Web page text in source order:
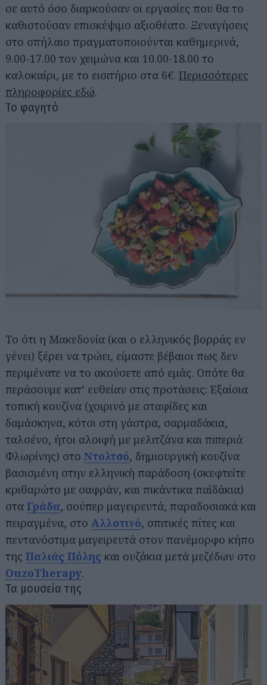
σε αυτό όσο διαρκούσαν οι εργασίες που θα το
καθιστούσαν επισκέψιμο αξιοθέατο. Ξεναγήσεις
στο σπήλαιο πραγματοποιούνται καθημερινά,
9.00-17.00 τον χειμώνα και 10.00-18.00 το
καλοκαίρι, με το εισιτήριο στα 6€. Περισσότερες
πληροφορίες εδώ.
Το φαγητό
Το ότι η Μακεδονία (και ο ελληνικός βορράς εν
γένει) ξέρει να τρώει, είμαστε βέβαιοι πως δεν
περιμένατε να το ακούσετε από εμάς. Οπότε θα
περάσουμε κατ’ ευθείαν στις προτάσεις: Εξαίσια
τοπική κουζίνα (χοιρινό με σταφίδες και
δαμάσκηνα, κότσι στη γάστρα, σαρμαδάκια,
ταλσένο, ήτοι αλοιφή με μελιτζάνα και πιπεριά
Φλωρίνης) στο Ντολτσό, δημιουργική κουζίνα
βασισμένη στην ελληνική παράδοση (σκεφτείτε
κριθαρώτο με σαφράν, και πικάντικα παϊδάκια)
στα Γράδα, σούπερ μαγειρευτά, παραδοσιακά και
πειραγμένα, στο Αλλοτινό, σπιτικές πίτες και
πεντανόστιμα μαγειρευτά στον πανέμορφο κήπο
της Παλιάς Πόλης και ουζάκια μετά μεζέδων στο
OuzoTherapy.
Τα μουσεία της